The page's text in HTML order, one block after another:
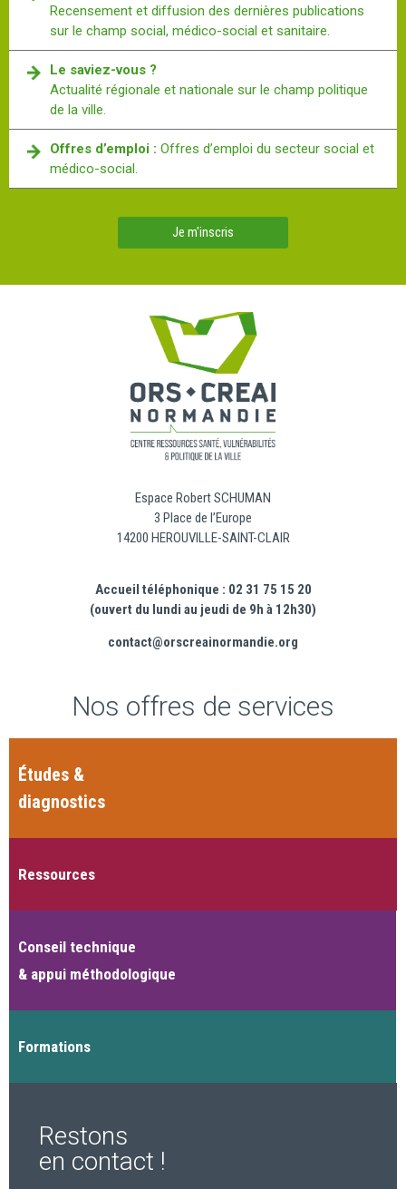
Recensement et diffusion des dernières publications
sur le champ social, médico-social et sanitaire.
Le saviez-vous ?
Actualité régionale et nationale sur le champ politique
de la ville.
Offres d’emploi : Offres d’emploi du secteur social et
médico-social.
Je m'inscris
Espace Robert SCHUMAN
3 Place de l’Europe
14200 HEROUVILLE-SAINT-CLAIR
Accueil téléphonique : 02 31 75 15 20
(ouvert du lundi au jeudi de 9h à 12h30)
contact@orscreainormandie.org
Nos offres de services
Études &
diagnostics
Ressources
Conseil technique
& appui méthodologique
Formations
Restons
en contact !